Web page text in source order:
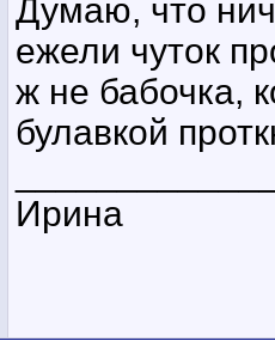
Думаю, что
ежели чуток
ж не бабочка,
булавкой
Ирина